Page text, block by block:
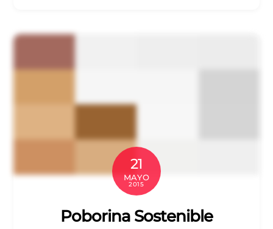
21
MAYO
2015
Poborina Sostenible